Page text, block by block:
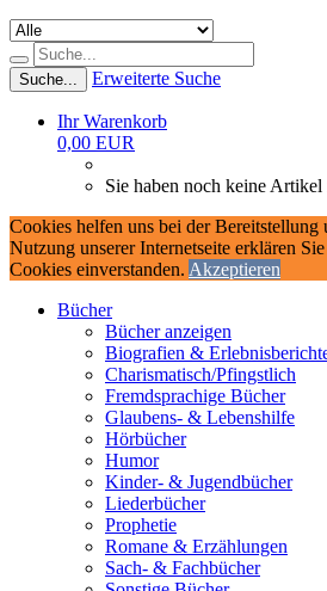
Suche... Erweiterte Suche
Ihr Warenkorb
0,00 EUR
Sie haben noch keine
Cookies helfen uns bei der Bereitstellung
Nutzung unserer Internetseite erklären
Cookies einverstanden. Akzeptieren
Bücher
Bücher anzeigen
Biografien &
Charismatisch/Pfingstlich
Fremdsprachige Bücher
Glaubens- & Lebenshilfe
Hörbücher
Humor
Kinder- & Jugendbücher
Liederbücher
Prophetie
Romane & Erzählungen
Sach- & Fachbücher